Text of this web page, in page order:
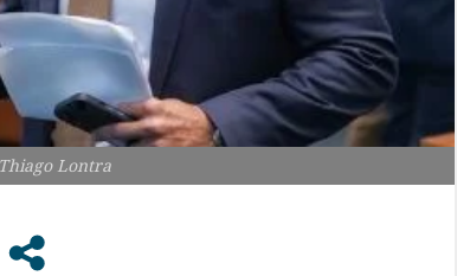
Lontra